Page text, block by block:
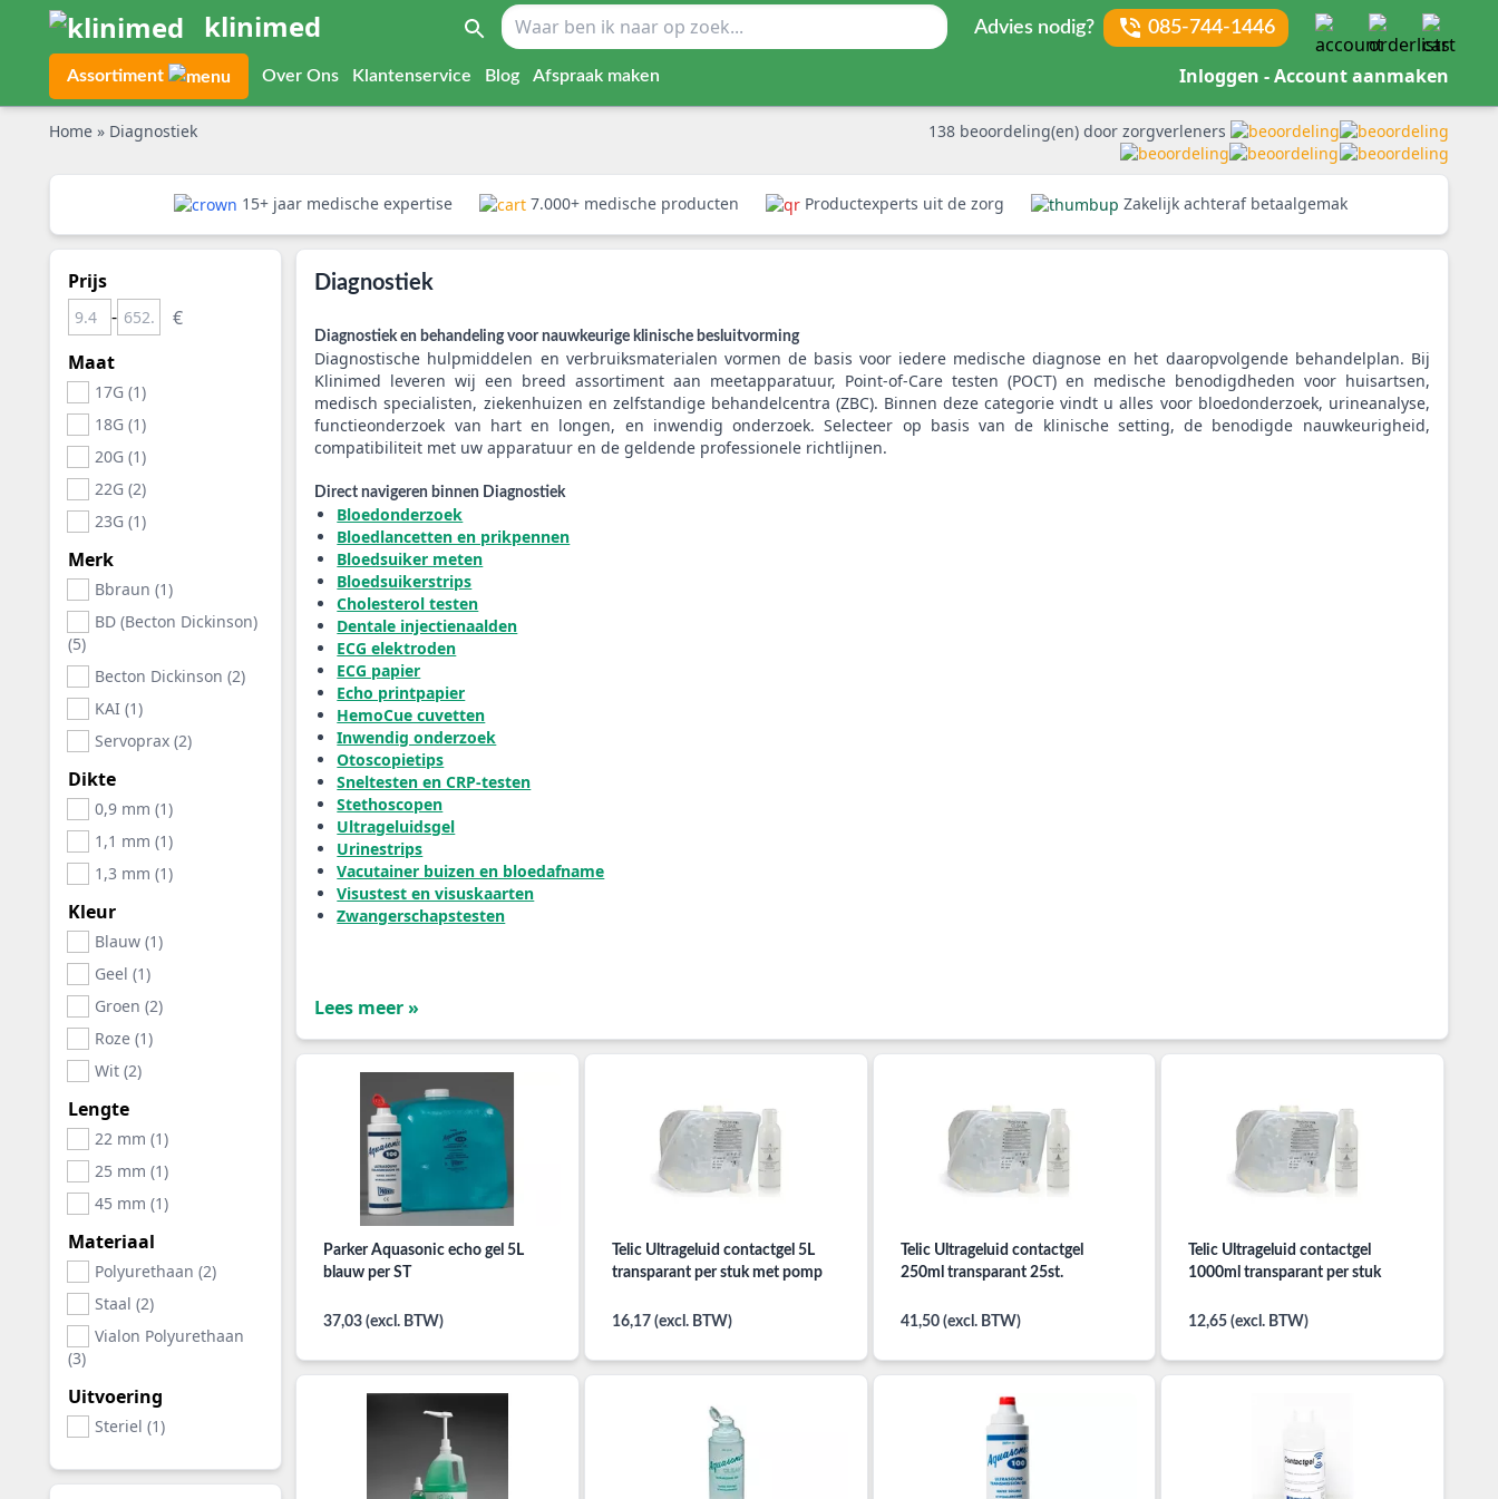
klinimed Advies nodig? 085-744-1446
Assortiment Over Ons Klantenservice Blog Afspraak maken Inloggen - Account aanmaken
Home » Diagnostiek 138 beoordeling(en) door zorgverleners
15+ jaar medische expertise 7.000+ medische producten Productexperts uit de zorg Zakelijk achteraf betaalgemak
Prijs
-
Maat
17G (1)
18G (1)
20G (1)
22G (2)
23G (1)
Merk
Bbraun (1)
BD (Becton Dickinson)
(5)
Becton Dickinson (2)
KAI (1)
Servoprax (2)
Dikte
0,9 mm (1)
1,1 mm (1)
1,3 mm (1)
Kleur
Blauw (1)
Geel (1)
Groen (2)
Roze (1)
Wit (2)
Lengte
22 mm (1)
25 mm (1)
45 mm (1)
Materiaal
Polyurethaan (2)
Staal (2)
Vialon Polyurethaan
(3)
Uitvoering
Steriel (1)
Diagnostiek
Diagnostiek en behandeling voor nauwkeurige klinische besluitvorming
Diagnostische hulpmiddelen en verbruiksmaterialen vormen de basis voor iedere medische diagnose en het daaropvolgende behandelplan. Bij
Klinimed leveren wij een breed assortiment aan meetapparatuur, Point-of-Care testen (POCT) en medische benodigdheden voor huisartsen,
medisch specialisten, ziekenhuizen en zelfstandige behandelcentra (ZBC). Binnen deze categorie vindt u alles voor bloedonderzoek, urineanalyse,
functieonderzoek van hart en longen, en inwendig onderzoek. Selecteer op basis van de klinische setting, de benodigde nauwkeurigheid,
compatibiliteit met uw apparatuur en de geldende professionele richtlijnen.
Direct navigeren binnen Diagnostiek
Bloedonderzoek
Bloedlancetten en prikpennen
Bloedsuiker meten
Bloedsuikerstrips
Cholesterol testen
Dentale injectienaalden
ECG elektroden
ECG papier
Echo printpapier
HemoCue cuvetten
Inwendig onderzoek
Otoscopietips
Sneltesten en CRP-testen
Stethoscopen
Ultrageluidsgel
Urinestrips
Vacutainer buizen en bloedafname
Visustest en visuskaarten
Zwangerschapstesten
Lees meer »
Parker Aquasonic echo gel 5L
blauw per ST
37,03 (excl. BTW)
Telic Ultrageluid contactgel 5L
transparant per stuk met pomp
16,17 (excl. BTW)
Telic Ultrageluid contactgel
250ml transparant 25st.
41,50 (excl. BTW)
Telic Ultrageluid contactgel
1000ml transparant per stuk
12,65 (excl. BTW)